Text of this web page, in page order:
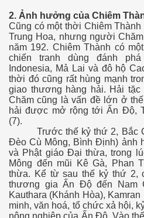
2. Ảnh hưởng của Chiêm
Cũng có một thời Chiêm
Trung Hoa, nhưng người
năm 192. Chiêm Thành có
chiến tranh dùng đánh
Indonesia, Mả Lai và đô hộ
thời đó cũng rất hùng mạnh
giao thương hàng hải. Hải
Chăm cũng là vấn đề lớn ở
hải được mở rộng tới Ấn Độ,
(7).
Trước thế kỷ thứ 2, Bắc
Đèo Cù Mông, Bình Định) ảnh
và Phật giáo Đại thừa, trong
Mông đến mũi Kê Gà, Phan
thừa. Kể từ sau thế kỷ thứ 2,
thương gia Ấn Độ đến Nam
Kauthara (Khánh Hòa),
minh, văn hoá, tổ chức xả hội,
nông nghiệp của Ấn Độ. Vào